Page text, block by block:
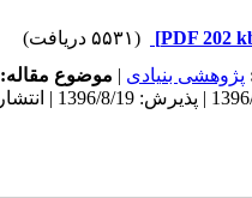
(۵۵۳۱ دریافت)
پژوهشی بنیادی | موضوع مقاله: